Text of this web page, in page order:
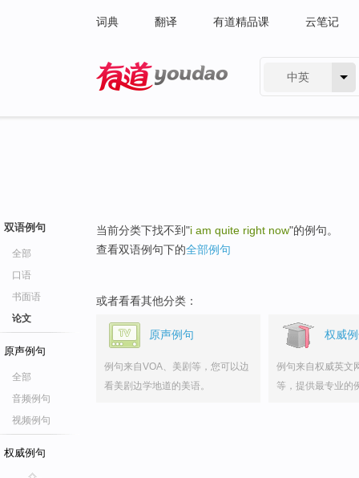
词典 翻译 有道精品课 云笔记
中英
双语例句
全部
口语
书面语
论文
原声例句
全部
音频例句
视频例句
权威例句
当前分类下找不到"i am quite right now"的例句。
查看双语例句下的全部例句
或者看看其他分类：
原声例句
例句来自VOA、美剧等，您可以边
看美剧边学地道的美语。
权威
例句来自权威英文
等，提供最专业的